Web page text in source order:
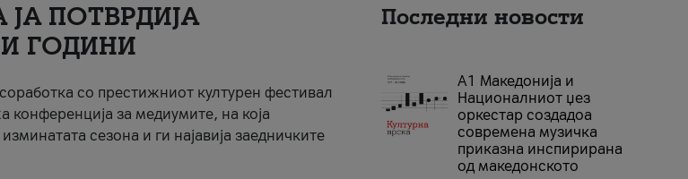
ПОТВРДИЈА
ГОДИНИ
со престижниот културен фестивал
конференција за медиумите, на која
сезона и ги најавија заедничките
Последни новости
А1 Македонија и
Националниот џез
оркестар создадоа
современа музичка
приказна инспирирана
од македонското